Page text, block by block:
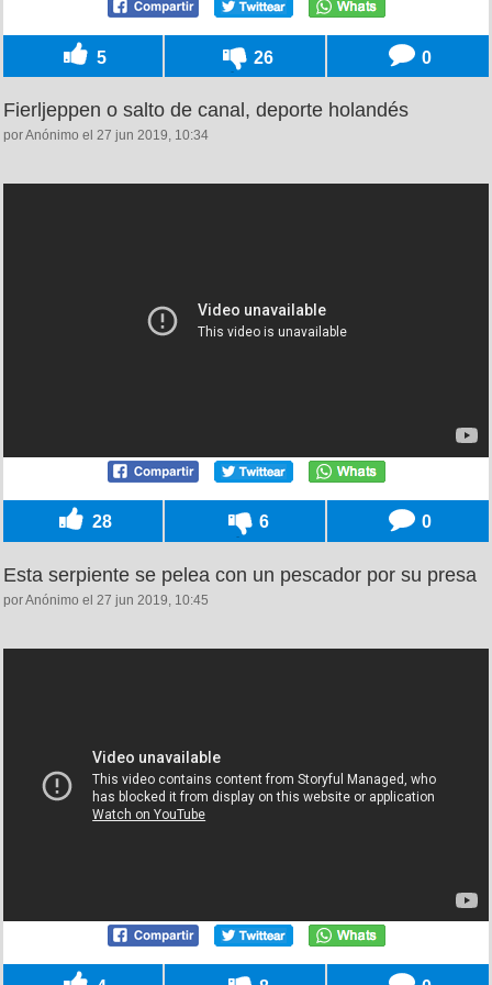
5 26 0
Fierljeppen o salto de canal, deporte holandés
por Anónimo el 27 jun 2019, 10:34
28 6 0
Esta serpiente se pelea con un pescador por su presa
por Anónimo el 27 jun 2019, 10:45